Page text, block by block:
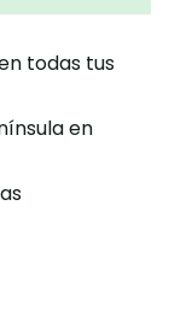
todas tus
en